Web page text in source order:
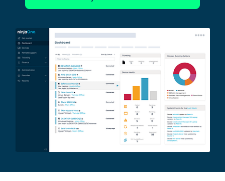
Begin uw trial van 14 dagen
Geen creditcard nodig, volledige toegang tot
First
and
last